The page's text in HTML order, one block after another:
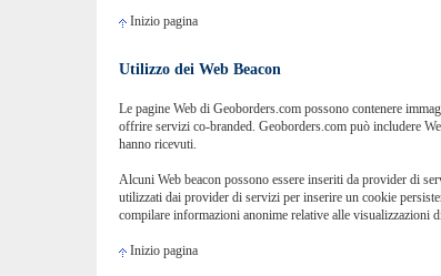
Inizio pagina
Utilizzo dei Web Beacon
Le pagine Web di Geoborders.com possono contenere
offrire servizi co-branded. Geoborders.com può includere
hanno ricevuti.
Alcuni Web beacon possono essere inseriti da provider di
utilizzati dai provider di servizi per inserire un cookie
compilare informazioni anonime relative alle visualizzazioni
Inizio pagina